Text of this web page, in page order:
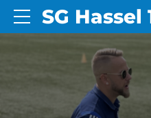
SG Hassel